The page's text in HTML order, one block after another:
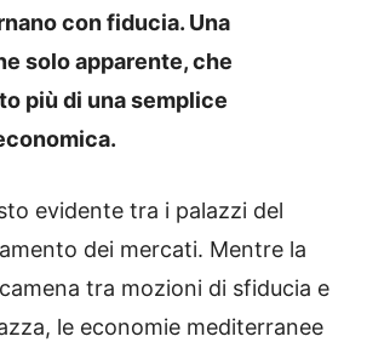
con fiducia. Una
solo apparente, che
più di una semplice
evidente tra i palazzi del
dei mercati. Mentre la
tra mozioni di sfiducia e
le economie mediterranee